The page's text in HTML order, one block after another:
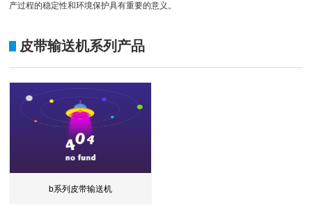
产过程的稳定性和环境保护具有重要的意义。
皮带输送机系列产品
b系列皮带输送机